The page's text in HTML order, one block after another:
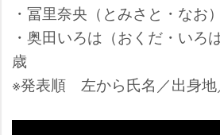
・冨里奈央（とみさと・なお
・奥田いろは（おくだ・いろ
歳
※発表順 左から氏名／出身地